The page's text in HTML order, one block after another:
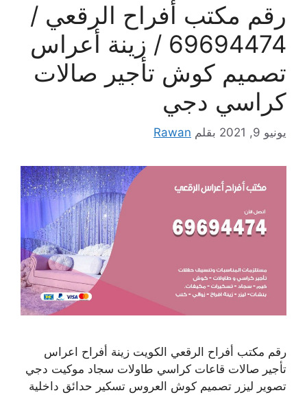
رقم مكتب أفراح الرقعي /
69694474 / زينة أعراس
تصميم كوش تأجير صالات
كراسي دجي
يونيو 9, 2021 بقلم Rawan
رقم مكتب أفراح الرقعي الكويت زينة أفراح اعراس
تأجير صالات قاعات كراسي طاولات سجاد موكيت دجي
تصوير ليزر تصميم كوش العروس تسكير حدائق داخلية